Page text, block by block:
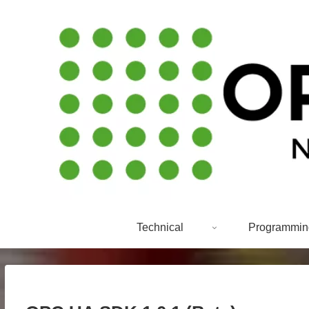
Technical